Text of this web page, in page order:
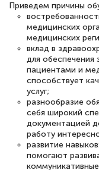
Приведем причины
медицинских
медицинских
вклад в
для
пациентами и
способствует
услуг;
разнообразие
себя широкий
документацией
работу
развитие
помогают